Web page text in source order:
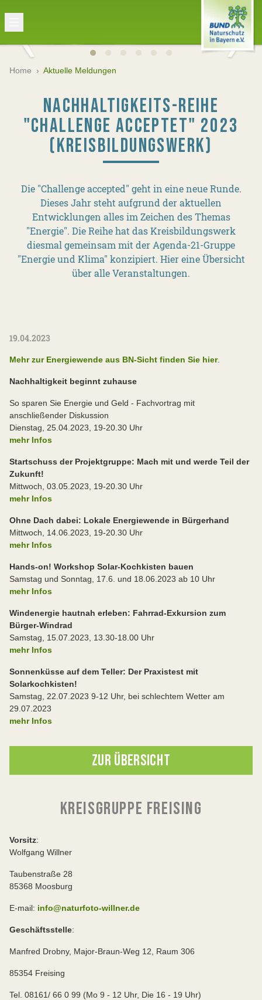
Home › Aktuelle Meldungen
NACHHALTIGKEITS-REIHE
"CHALLENGE ACCEPTET" 2023
(KREISBILDUNGSWERK)
Die "Challenge accepted" geht in eine neue Runde.
Dieses Jahr steht aufgrund der aktuellen
Entwicklungen alles im Zeichen des Themas
"Energie". Die Reihe hat das Kreisbildungswerk
diesmal gemeinsam mit der Agenda-21-Gruppe
"Energie und Klima" konzipiert. Hier eine Übersicht
über alle Veranstaltungen.
19.04.2023
Mehr zur Energiewende aus BN-Sicht finden Sie hier.
Nachhaltigkeit beginnt zuhause
So sparen Sie Energie und Geld - Fachvortrag mit
anschließender Diskussion
Dienstag, 25.04.2023, 19-20.30 Uhr
mehr Infos
Startschuss der Projektgruppe: Mach mit und werde Teil der
Zukunft!
Mittwoch, 03.05.2023, 19-20.30 Uhr
mehr Infos
Ohne Dach dabei: Lokale Energiewende in Bürgerhand
Mittwoch, 14.06.2023, 19-20.30 Uhr
mehr Infos
Hands-on! Workshop Solar-Kochkisten bauen
Samstag und Sonntag, 17.6. und 18.06.2023 ab 10 Uhr
mehr Infos
Windenergie hautnah erleben: Fahrrad-Exkursion zum
Bürger-Windrad
Samstag, 15.07.2023, 13.30-18.00 Uhr
mehr Infos
Sonnenküsse auf dem Teller: Der Praxistest mit
Solarkochkisten!
Samstag, 22.07.2023 9-12 Uhr, bei schlechtem Wetter am
29.07.2023
mehr Infos
ZUR ÜBERSICHT
KREISGRUPPE FREISING
Vorsitz:
Wolfgang Willner
Taubenstraße 28
85368 Moosburg
E-mail: info@naturfoto-willner.de
Geschäftsstelle:
Manfred Drobny, Major-Braun-Weg 12, Raum 306
85354 Freising
Tel. 08161/ 66 0 99 (Mo 9 - 12 Uhr, Die 16 - 19 Uhr)